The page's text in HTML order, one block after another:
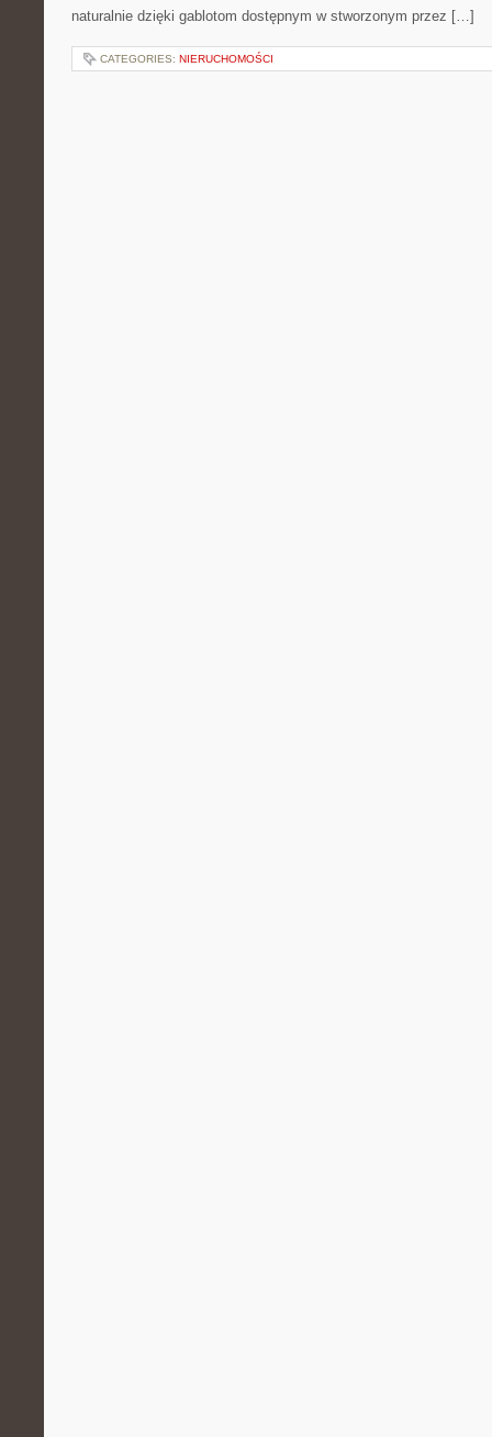
naturalnie dzięki gablotom dostępnym w stworzonym przez […]
CATEGORIES: NIERUCHOMOŚCI